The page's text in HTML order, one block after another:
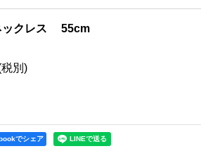
ックレス 55cm
税別)
でシェア